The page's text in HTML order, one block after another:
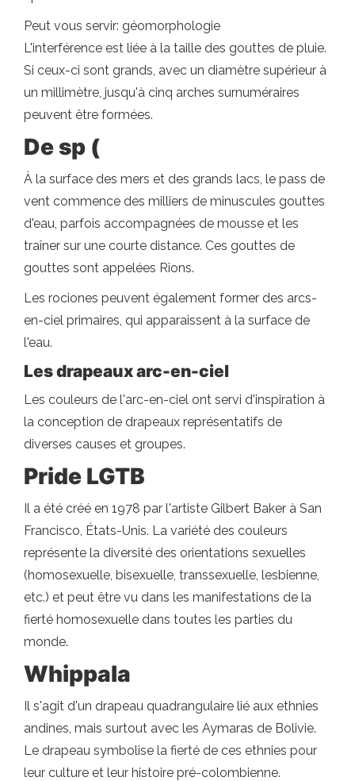
Peut vous servir: géomorphologie
L'interférence est liée à la taille des gouttes de pluie.
Si ceux-ci sont grands, avec un diamètre supérieur à
un millimètre, jusqu'à cinq arches surnuméraires
peuvent être formées.
De sp (
À la surface des mers et des grands lacs, le pass de
vent commence des milliers de minuscules gouttes
d'eau, parfois accompagnées de mousse et les
traîner sur une courte distance. Ces gouttes de
gouttes sont appelées Rions.
Les rociones peuvent également former des arcs-
en-ciel primaires, qui apparaissent à la surface de
l'eau.
Les drapeaux arc-en-ciel
Les couleurs de l'arc-en-ciel ont servi d'inspiration à
la conception de drapeaux représentatifs de
diverses causes et groupes.
Pride LGTB
Il a été créé en 1978 par l'artiste Gilbert Baker à San
Francisco, États-Unis. La variété des couleurs
représente la diversité des orientations sexuelles
(homosexuelle, bisexuelle, transsexuelle, lesbienne,
etc.) et peut être vu dans les manifestations de la
fierté homosexuelle dans toutes les parties du
monde.
Whippala
Il s'agit d'un drapeau quadrangulaire lié aux ethnies
andines, mais surtout avec les Aymaras de Bolivie.
Le drapeau symbolise la fierté de ces ethnies pour
leur culture et leur histoire pré-colombienne.